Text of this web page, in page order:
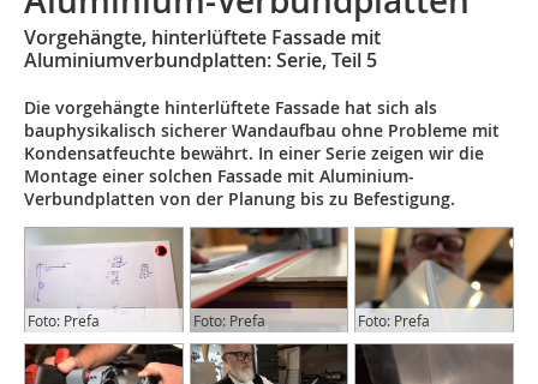
Vorgehängte, hinterlüftete Fassade mit
Aluminiumverbundplatten: Serie, Teil 5
Die vorgehängte hinterlüftete Fassade hat sich als
bauphysikalisch sicherer Wandaufbau ohne Probleme mit
Kondensatfeuchte bewährt. In einer Serie zeigen wir die
Montage einer solchen Fassade mit Aluminium-
Verbundplatten von der Planung bis zu Befestigung.
Foto: Prefa Foto: Prefa Foto: Prefa